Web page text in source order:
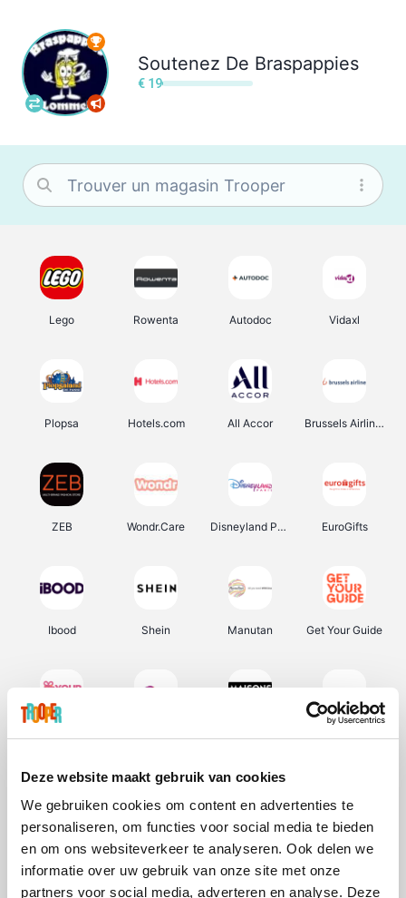
Deze website maakt gebruik van cookies
We gebruiken cookies om content en advertenties te
personaliseren, om functies voor social media te bieden
en om ons websiteverkeer te analyseren. Ook delen we
informatie over uw gebruik van onze site met onze
partners voor social media, adverteren en analyse. Deze
Soutenez De Braspappies
€ 19
Lego Rowenta Autodoc Vidaxl
Plopsa Hotels.com All Accor Brussels Airlines
ZEB Wondr.Care Disneyland Paris EuroGifts
Ibood Shein Manutan Get Your Guide